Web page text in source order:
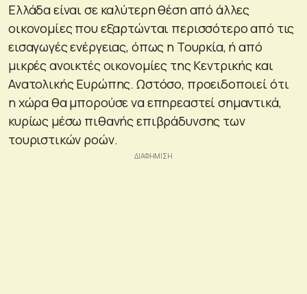
Ελλάδα είναι σε καλύτερη θέση από άλλες
οικονομίες που εξαρτώνται περισσότερο από τις
εισαγωγές ενέργειας, όπως η Τουρκία, ή από
μικρές ανοικτές οικονομίες της Κεντρικής και
Ανατολικής Ευρώπης. Ωστόσο, προειδοποιεί ότι
η χώρα θα μπορούσε να επηρεαστεί σημαντικά,
κυρίως μέσω πιθανής επιβράδυνσης των
τουριστικών ροών.